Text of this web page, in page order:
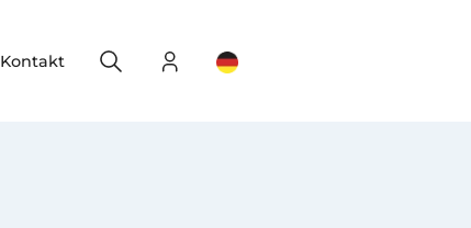
Kontakt Login
Search Change your location